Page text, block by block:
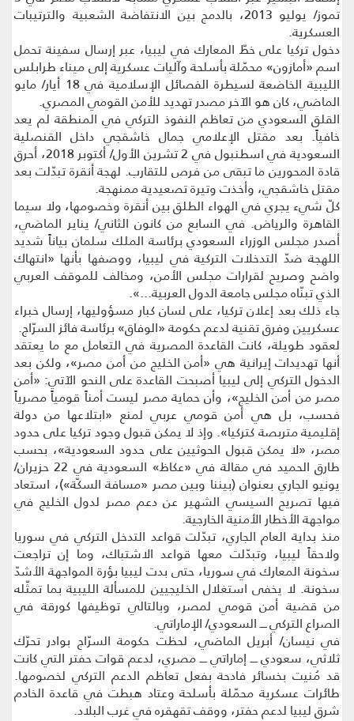
تموز/ يوليو 2013، بالدمج بين الانتفاضة الشعبية والترتيبات
العسكرية.
دخول تركيا على خطّ المعارك في ليبيا، عبر إرسال سفينة تحمل
اسم «أمازون» محمّلة بأسلحة وآليات عسكرية إلى ميناء طرابلس
الليبية الخاضعة لسيطرة الفصائل الإسلامية في 18 أيار/ مايو
الماضي، كان هو الآخر مصدر تهديد للأمن القومي المصري.
القلق السعودي من تعاظم النفوذ التركي في المنطقة لم يعد
خافياً. بعد مقتل الإعلامي جمال خاشقجي داخل القنصلية
السعودية في اسطنبول في 2 تشرين الأول/ أكتوبر 2018، أحرق
قادة المحورين ما تبقى من فرص للتقارب. لهجة أنقرة تبدّلت بعد
مقتل خاشقجي، وأخذت وتيرة تصعيدية ممنهجة.
كلّ شيء يجري في الهواء الطلق بين أنقرة وخصومها، ولا سيما
القاهرة والرياض. في السابع من كانون الثاني/ يناير الماضي،
أصدر مجلس الوزراء السعودي برئاسة الملك سلمان بياناً شديد
اللهجة ضدّ التدخلات التركية في ليبيا، ووصفها بأنها «انتهاك
واضح وصريح لقرارات مجلس الأمن، ومخالف للموقف العربي
الذي تبنّاه مجلس جامعة الدول العربية...».
جاء ذلك بعد إعلان تركيا، على لسان كبار مسؤوليها، إرسال خبراء
عسكريين وفرق تقنية لدعم حكومة «الوفاق» برئاسة فائز السرّاج.
لعقود طويلة، كانت القاعدة المصرية في التعامل مع ما يعتقد
أنها تهديدات إيرانية هي «أمن الخليج من أمن مصر»، ولكن بعد
الدخول التركي إلى ليبيا أصبحت القاعدة على النحو الآتي: «أمن
مصر من أمن الخليج»، وأن حماية مصر ليست أمناً قومياً مصرياً
فحسب، بل هي أمن قومي عربي لمنع «ابتلاعها من دولة
إقليمية متربصة كتركيا». وإذ لا يمكن قبول وجود تركيا على حدود
مصر، «لا يمكن قبول الحوثيين على حدود السعودية»، بحسب
طارق الحميد في مقالة في «عكاظ» السعودية في 22 حزيران/
يونيو الجاري بعنوان (بيننا وبين مصر «مسافة السكّة»)، استعاد
فيها تصريح السيسي الشهير عن دعم مصر لدول الخليج في
مواجهة الأخطار الأمنية الخارجية.
منذ بداية العام الجاري، تبدّلت قواعد التدخل التركي في سوريا
ولاحقاً ليبيا، وتبدّلت معها قواعد الاشتباك، وما إن تراجعت
سخونة المعارك في سوريا، حتى بدت ليبيا بؤرة المواجهة الأشدّ
سخونة. لا يخفى استغلال الخليجيين للمسألة الليبية بما تمثّله
من قضية أمن قومي لمصر، وبالتالي توظيفها كورقة في
الصراع التركي ــــ السعودي/ الإماراتي.
في نيسان/ أبريل الماضي، لحظت حكومة السرّاج بوادر تحرّك
ثلاثي، سعودي ــــ إماراتي ــــ مصري، لدعم قوات حفتر التي كانت
قد مُنيت بخسائر فادحة بفعل تعاظم الدعم التركي لخصومها.
طائرات عسكرية محمّلة بأسلحة وعتاد هبطت في قاعدة الخادم
شرق ليبيا لدعم حفتر، ووقف تقهقره في غرب البلاد.